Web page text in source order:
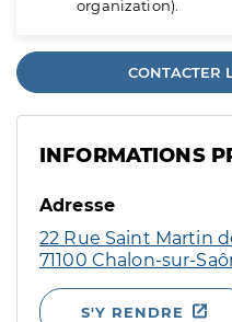
organization).
CONTACTER
INFORMATIONS
Adresse
22 Rue Saint Martin
71100 Chalon-sur-
S'Y RENDRE